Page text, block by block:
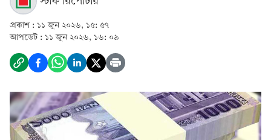
প্রকাশ : ১১ জুন ২০২৬, ১৫: ৫৭
আপডেট : ১১ জুন ২০২৬, ১৬: ০৯